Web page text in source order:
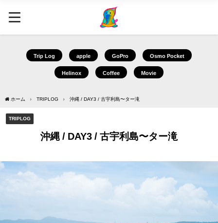
Trip Log apple GoPro Osmo Pocket
Helinox Coffee Movie
ホーム TRIPLOG 沖縄 / DAY3 / 古宇利島〜ター滝
TRIPLOG
沖縄 / DAY3 / 古宇利島〜ター滝